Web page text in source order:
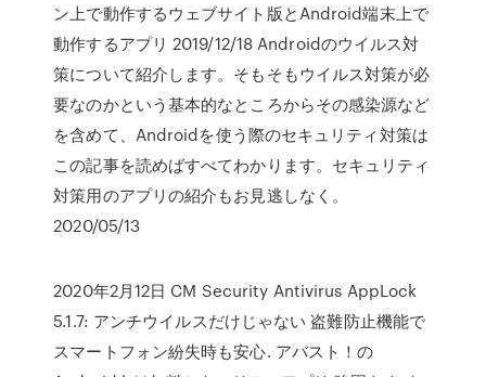
ン上で動作するウェブサイト版とAndroid端末上で
動作するアプリ 2019/12/18 Androidのウイルス対
策について紹介します。そもそもウイルス対策が必
要なのかという基本的なところからその感染源など
を含めて、Androidを使う際のセキュリティ対策は
この記事を読めばすべてわかります。セキュリティ
対策用のアプリの紹介もお見逃しなく。
2020/05/13
2020年2月12日 CM Security Antivirus AppLock
5.1.7: アンチウイルスだけじゃない 盗難防止機能で
スマートフォン紛失時も安心. アバスト！の